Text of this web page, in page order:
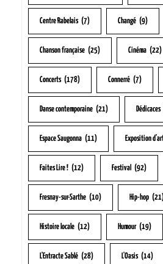
Centre Rabelais (7) Changé (9)
Chanson française (25) Cinéma (22)
Concerts (178) Connerré (7)
Danse contemporaine (21) Dédicaces
Espace Saugonna (11) Exposition
Faites Lire ! (12) Festival (92)
Fresnay-sur-Sarthe (10) Hip-hop
Histoire locale (12) Humour (19)
L'Entracte Sablé (28) L'Oasis (14)